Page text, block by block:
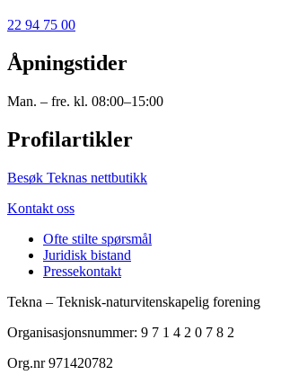
22 94 75 00
Åpningstider
Man. – fre. kl. 08:00–15:00
Profilartikler
Besøk Teknas nettbutikk
Kontakt oss
Ofte stilte spørsmål
Juridisk bistand
Pressekontakt
Tekna – Teknisk-naturvitenskapelig forening
Organisasjonsnummer: 9 7 1 4 2 0 7 8 2
Org.nr 971420782